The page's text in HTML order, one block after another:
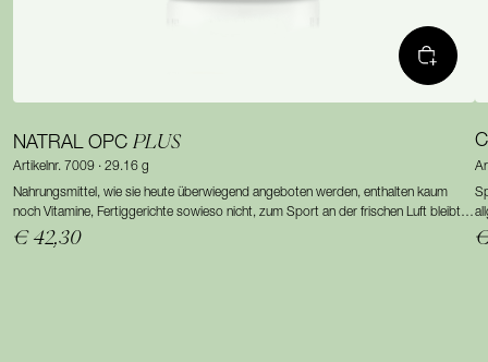
NATRAL OPCPLUS
Artikelnr. 7009 · 29.16 g
Nahrungsmittel, wie sie heute überwiegend angeboten werden, enthalten kaum
noch Vitamine, Fertiggerichte sowieso nicht, zum Sport an der frischen Luft bleibt
oft keine Zeit und Dauerstress nagt an den Nerven.
€ 42,30